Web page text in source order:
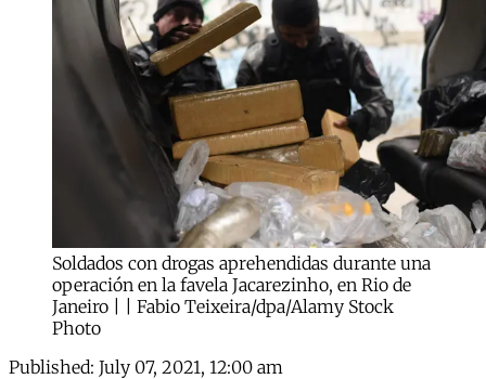
Soldados con drogas aprehendidas durante una
operación en la favela Jacarezinho, en Rio de
Janeiro | | Fabio Teixeira/dpa/Alamy Stock
Photo
Published: July 07, 2021, 12:00 am